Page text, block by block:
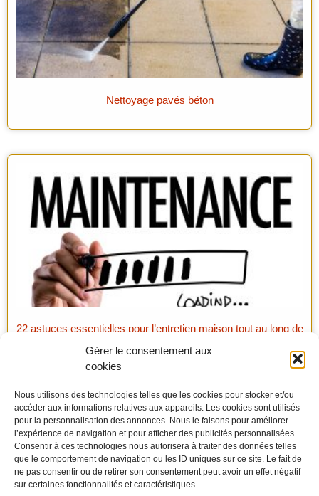
Gérer le consentement aux
cookies
Nous utilisons des technologies telles que les cookies pour stocker et/ou
accéder aux informations relatives aux appareils. Les cookies sont utilisés
pour la personnalisation des annonces. Nous le faisons pour améliorer
l’expérience de navigation et pour afficher des publicités personnalisées.
Consentir à ces technologies nous autorisera à traiter des données telles
que le comportement de navigation ou les ID uniques sur ce site. Le fait de
ne pas consentir ou de retirer son consentement peut avoir un effet négatif
sur certaines fonctionnalités et caractéristiques.
Nettoyage pavés béton
22 astuces essentielles pour l’entretien maison tout au long de